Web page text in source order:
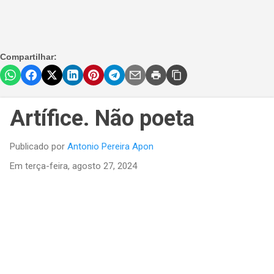
Compartilhar:
Artífice. Não poeta
Publicado por Antonio Pereira Apon
Em terça-feira, agosto 27, 2024